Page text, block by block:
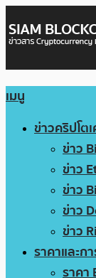
เมนู
ข่าวคริปโต
ข่าว
ข่าว
ข่าว
ข่าว
ข่าว
ราคาและก
ราคา